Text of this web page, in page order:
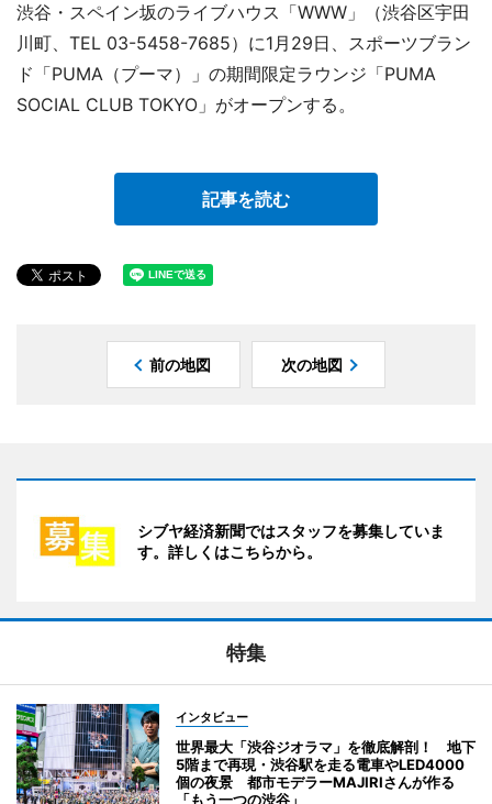
渋谷・スペイン坂のライブハウス「WWW」（渋谷区宇田
川町、TEL 03-5458-7685）に1月29日、スポーツブラン
ド「PUMA（プーマ）」の期間限定ラウンジ「PUMA
SOCIAL CLUB TOKYO」がオープンする。
記事を読む
前の地図 次の地図
シブヤ経済新聞ではスタッフを募集していま
す。詳しくはこちらから。
特集
インタビュー
世界最大「渋谷ジオラマ」を徹底解剖！ 地下
5階まで再現・渋谷駅を走る電車やLED4000
個の夜景 都市モデラーMAJIRIさんが作る
「もう一つの渋谷」